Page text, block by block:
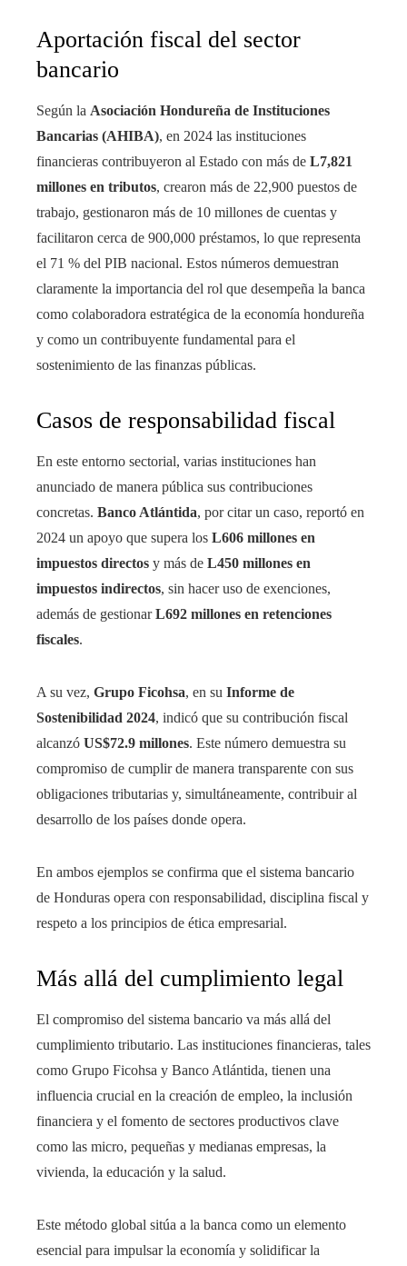
Aportación fiscal del sector
bancario
Según la Asociación Hondureña de Instituciones
Bancarias (AHIBA), en 2024 las instituciones
financieras contribuyeron al Estado con más de L7,821
millones en tributos, crearon más de 22,900 puestos de
trabajo, gestionaron más de 10 millones de cuentas y
facilitaron cerca de 900,000 préstamos, lo que representa
el 71 % del PIB nacional. Estos números demuestran
claramente la importancia del rol que desempeña la banca
como colaboradora estratégica de la economía hondureña
y como un contribuyente fundamental para el
sostenimiento de las finanzas públicas.
Casos de responsabilidad fiscal
En este entorno sectorial, varias instituciones han
anunciado de manera pública sus contribuciones
concretas. Banco Atlántida, por citar un caso, reportó en
2024 un apoyo que supera los L606 millones en
impuestos directos y más de L450 millones en
impuestos indirectos, sin hacer uso de exenciones,
además de gestionarL692 millones en retenciones
fiscales.
A su vez, Grupo Ficohsa, en su Informe de
Sostenibilidad 2024, indicó que su contribución fiscal
alcanzó US$72.9 millones. Este número demuestra su
compromiso de cumplir de manera transparente con sus
obligaciones tributarias y, simultáneamente, contribuir al
desarrollo de los países donde opera.
En ambos ejemplos se confirma que el sistema bancario
de Honduras opera con responsabilidad, disciplina fiscal y
respeto a los principios de ética empresarial.
Más allá del cumplimiento legal
El compromiso del sistema bancario va más allá del
cumplimiento tributario. Las instituciones financieras, tales
como Grupo Ficohsa y Banco Atlántida, tienen una
influencia crucial en la creación de empleo, la inclusión
financiera y el fomento de sectores productivos clave
como las micro, pequeñas y medianas empresas, la
vivienda, la educación y la salud.
Este método global sitúa a la banca como un elemento
esencial para impulsar la economía y solidificar la